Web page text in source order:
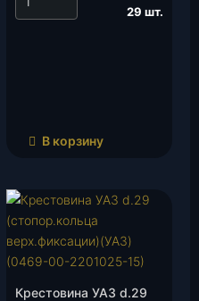
29 шт.
В корзину
Крестовина УАЗ d.29